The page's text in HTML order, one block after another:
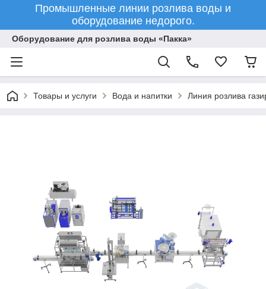
Промышленные линии розлива воды и
оборудование недорого.
Оборудование для розлива воды «Пакка»
Товары и услуги Вода и напитки Линия розлива